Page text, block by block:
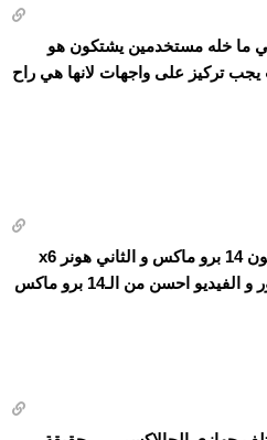
خله مستخدمين يشتكون هو
تركيز على واجهات لانها هي راح
انا عندي موبايلات 2 واحد آبل آيفون 14 برو ماكس و الثاني هونر x6
احسن من الـ14 برو ماكس